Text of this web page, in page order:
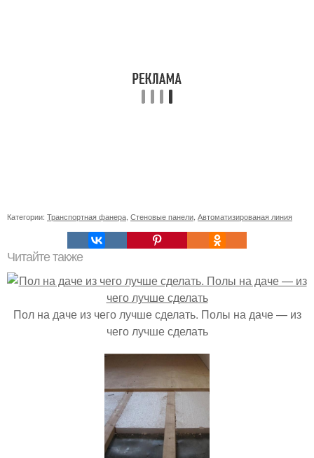
Категории: Транспортная фанера Стеновые панели Автоматизированая линия
Читайте также
Пол на даче из чего лучше сделать. Полы на даче — из
чего лучше сделать